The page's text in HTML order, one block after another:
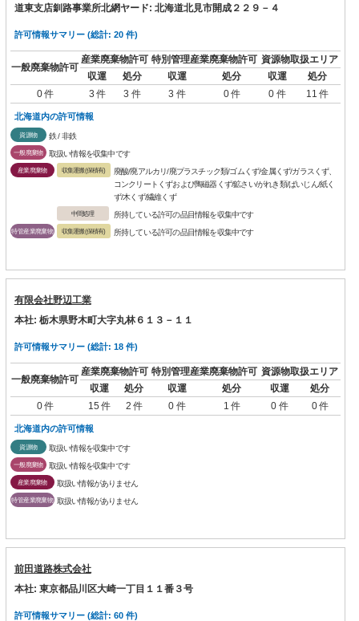
道東支店釧路事業所北網ヤード: 北海道北見市開成２２９－４
許可情報サマリー (総計: 20 件)
一般廃棄物許可
産業廃棄物許可 特別管理産業廃棄物許可 資源物取扱エリア
収運
処分 収運 処分 収運
処分
0 件
3 件 3 件 3 件 0 件 0 件 11 件
北海道内の許可情報
資源物 鉄 / 非鉄
一般廃棄物 取扱い情報を収集中です
産業廃棄物 収集運搬(保積有)
廃酸/廃アルカリ/廃プラスチック類/ゴムくず/金属くず/ガラスくず、
コンクリートくずおよび陶磁器くず/鉱さい/がれき類/ばいじん/紙く
ず/木くず/繊維くず
中間処理 所持している許可の品目情報を収集中です
特管産業廃棄物 収集運搬(保積有) 所持している許可の品目情報を収集中です
有限会社野辺工業
本社: 栃木県野木町大字丸林６１３－１１
許可情報サマリー (総計: 18 件)
一般廃棄物許可
産業廃棄物許可 特別管理産業廃棄物許可 資源物取扱エリア
収運
処分 収運 処分 収運
処分
0 件
15 件 2 件 0 件 1 件 0 件 0 件
北海道内の許可情報
資源物 取扱い情報を収集中です
一般廃棄物 取扱い情報を収集中です
産業廃棄物 取扱い情報がありません
特管産業廃棄物 取扱い情報がありません
前田道路株式会社
本社: 東京都品川区大崎一丁目１１番３号
許可情報サマリー (総計: 60 件)